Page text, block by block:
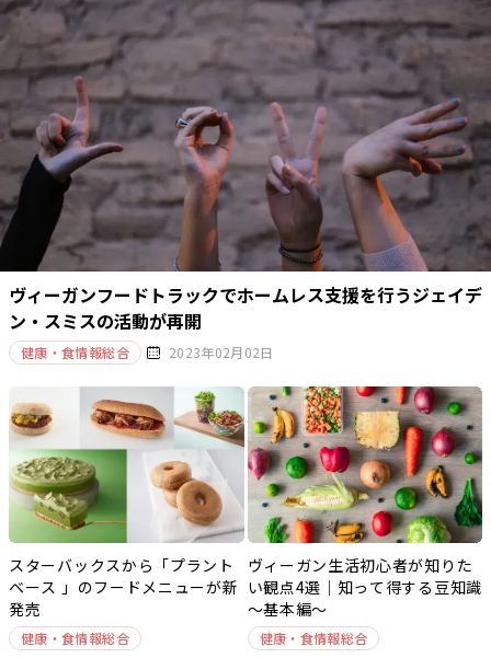
ヴィーガンフードトラックでホームレス支援を行うジェイデ
ン・スミスの活動が再開
健康・食情報総合 2023年02月02日
スターバックスから「プラント
ベース 」のフードメニューが新
発売
健康・食情報総合
ヴィーガン生活初心者が知りた
い観点4選｜知って得する豆知識
～基本編～
健康・食情報総合